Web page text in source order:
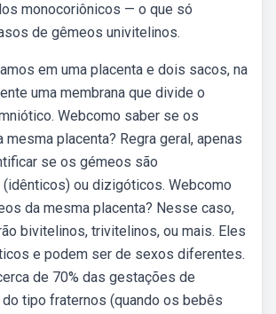
monocoriônicos — o que só
de gêmeos univitelinos.
em uma placenta e dois sacos, na
uma membrana que divide o
Webcomo saber se os
placenta? Regra geral, apenas
se os gémeos são
ou dizigóticos. Webcomo
da mesma placenta? Nesse caso,
bivitelinos, trivitelinos, ou mais. Eles
e podem ser de sexos diferentes.
de 70% das gestações de
tipo fraternos (quando os bebês